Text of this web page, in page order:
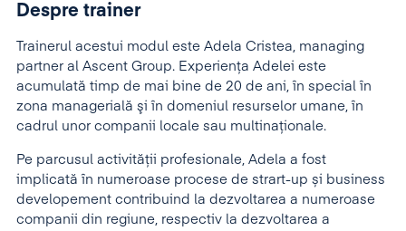
Despre trainer
Trainerul acestui modul este Adela Cristea, managing
partner al Ascent Group. Experienţa Adelei este
acumulată timp de mai bine de 20 de ani, în special în
zona managerială şi în domeniul resurselor umane, în
cadrul unor companii locale sau multinaţionale.
Pe parcusul activității profesionale, Adela a fost
implicată în numeroase procese de strart-up și business
developement contribuind la dezvoltarea a numeroase
companii din regiune, respectiv la dezvoltarea a